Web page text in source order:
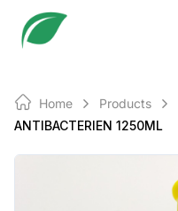
Home Products
ANTIBACTERIEN 1250ML